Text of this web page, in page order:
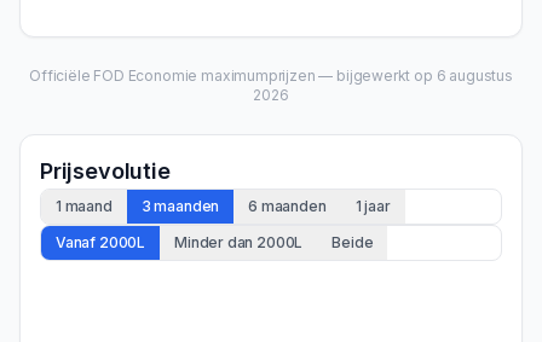
Officiële FOD Economie maximumprijzen — bijgewerkt op 6 augustus
2026
Prijsevolutie
1 maand 3 maanden 6 maanden
1 jaar
Vanaf 2000L
Minder dan 2000L Beide